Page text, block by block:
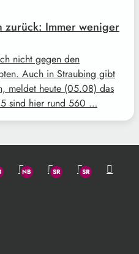
zurück: Immer weniger
nicht gegen den
Auch in Straubing gibt
meldet heute (05.08) das
sind hier rund 560 …